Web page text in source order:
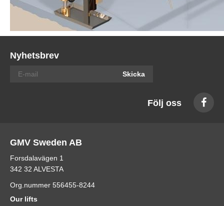
Nyhetsbrev
Skicka
Följ oss
GMV Sweden AB
Forsdalavägen 1
342 32 ALVESTA
Org.nummer 556455-8244
Our lifts